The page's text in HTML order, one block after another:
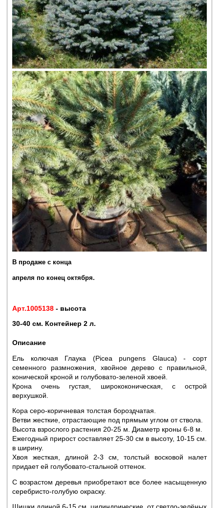
В продаже с конца
апреля по конец октября.
Арт.1005138 - высота
30-40 см. Контейнер 2 л.
Описание
Ель колючая Глаука (Picea pungens Glauca) - сорт
семенного размножения, хвойное дерево с правильной,
конической кроной и голубовато-зеленой хвоей.
Крона очень густая, ширококоническая, с острой
верхушкой.
Кора серо-коричневая толстая бороздчатая.
Ветви жесткие, отрастающие под прямым углом от ствола.
Высота взрослого растения 20-25 м. Диаметр кроны 6-8 м.
Ежегодный прирост составляет 25-30 см в высоту, 10-15 см.
в ширину.
Хвоя жесткая, длиной 2-3 см, толстый восковой налет
придает ей голубовато-стальной оттенок.
С возрастом деревья приобретают все более насыщенную
серебристо-голубую окраску.